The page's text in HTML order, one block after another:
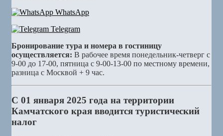
WhatsApp
Telegram
Бронирование тура и номера в гостиницу
осуществляется: В рабочее время понедельник-четверг с
9-00 до 17-00, пятница с 9-00-13-00 по местному времени,
разница с Москвой + 9 час.
С 01 января 2025 года на территории
Камчатского края вводится туристический
налог